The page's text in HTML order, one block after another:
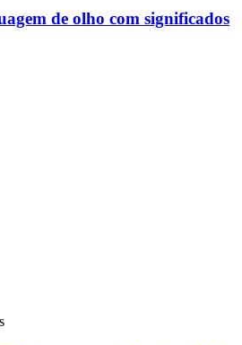
de olho com significados